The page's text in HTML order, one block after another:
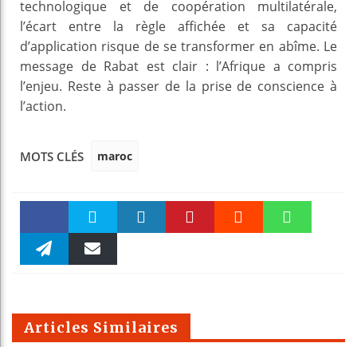
technologique et de coopération multilatérale,
l’écart entre la règle affichée et sa capacité
d’application risque de se transformer en abîme. Le
message de Rabat est clair : l’Afrique a compris
l’enjeu. Reste à passer de la prise de conscience à
l’action.
MOTS CLÉS maroc
Faceboo Twitter
m
Articles Similaires